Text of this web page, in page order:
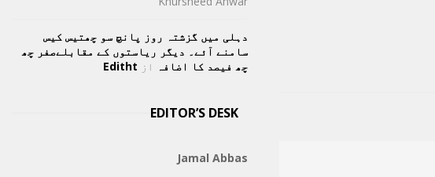
دہلی میں گزشتہ روز پانچ سو چھتیس کیس
سامنے آئے۔ دیگر ریاستوں کے مقابلےصفر چھ
چھ فیصد کا اضافہ از Editht
EDITOR’S DESK
Jamal Abbas